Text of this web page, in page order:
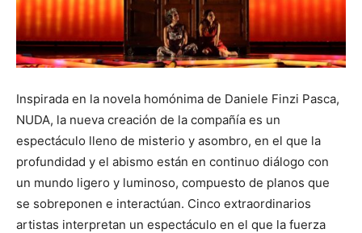
Inspirada en la novela homónima de Daniele Finzi Pasca,
NUDA, la nueva creación de la compañía es un
espectáculo lleno de misterio y asombro, en el que la
profundidad y el abismo están en continuo diálogo con
un mundo ligero y luminoso, compuesto de planos que
se sobreponen e interactúan. Cinco extraordinarios
artistas interpretan un espectáculo en el que la fuerza